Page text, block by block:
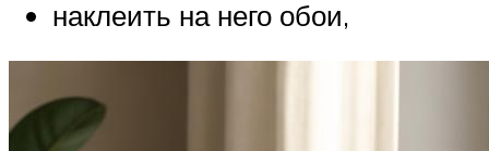
наклеить на него обои,